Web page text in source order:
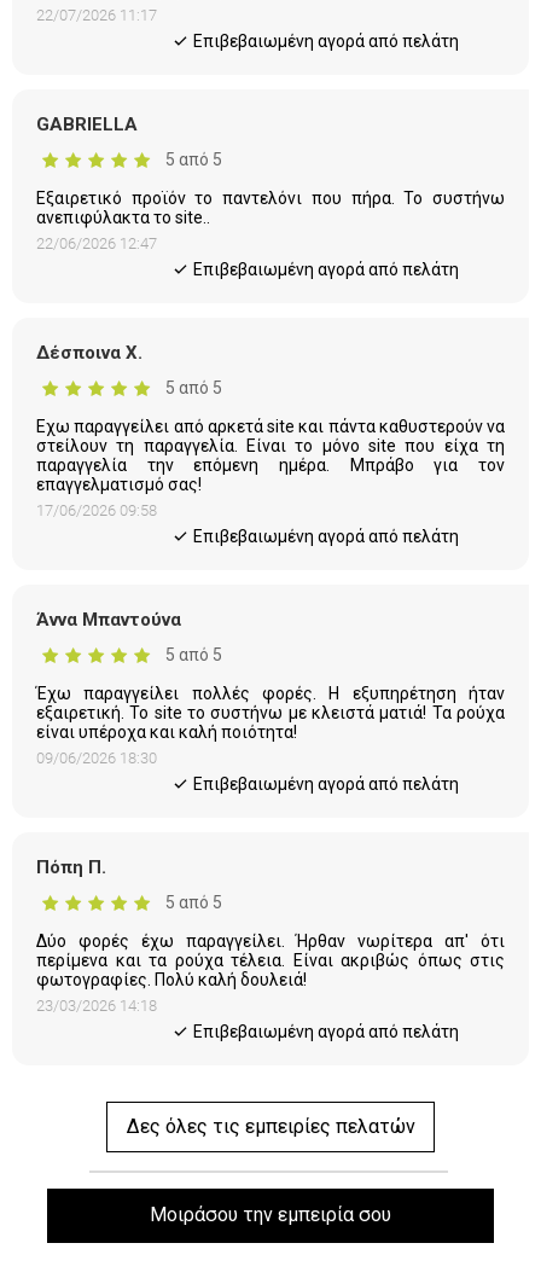
22/07/2026 11:17
Eπιβεβαιωμένη αγορά από πελάτη
GABRIELLA
5 από 5
Εξαιρετικό προϊόν το παντελόνι που πήρα. Το συστήνω
ανεπιφύλακτα το site..
22/06/2026 12:47
Eπιβεβαιωμένη αγορά από πελάτη
Δέσποινα Χ.
5 από 5
Εχω παραγγείλει από αρκετά site και πάντα καθυστερούν να
στείλουν τη παραγγελία. Είναι το μόνο site που είχα τη
παραγγελία την επόμενη ημέρα. Μπράβο για τον
επαγγελματισμό σας!
17/06/2026 09:58
Eπιβεβαιωμένη αγορά από πελάτη
Άννα Μπαντούνα
5 από 5
Έχω παραγγείλει πολλές φορές. Η εξυπηρέτηση ήταν
εξαιρετική. Το site το συστήνω με κλειστά ματιά! Τα ρούχα
είναι υπέροχα και καλή ποιότητα!
09/06/2026 18:30
Eπιβεβαιωμένη αγορά από πελάτη
Πόπη Π.
5 από 5
Δύο φορές έχω παραγγείλει. Ήρθαν νωρίτερα απ' ότι
περίμενα και τα ρούχα τέλεια. Είναι ακριβώς όπως στις
φωτογραφίες. Πολύ καλή δουλειά!
23/03/2026 14:18
Eπιβεβαιωμένη αγορά από πελάτη
Δες όλες τις εμπειρίες πελατών
Μοιράσου την εμπειρία σου